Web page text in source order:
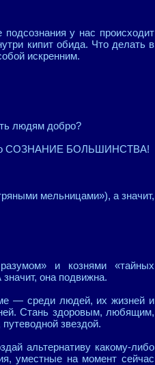
у нас происходит
кипит обида. Что делать в
искренним.
людям добро?
это СОЗНАНИЕ БОЛЬШИНСТВА!
мельницами»), а значит,
и кознями «тайных
она подвижна.
— среди людей, их жизней и
Стань здоровым, любящим,
звездой.
альтернативу какому-либо
уместные на момент сейчас